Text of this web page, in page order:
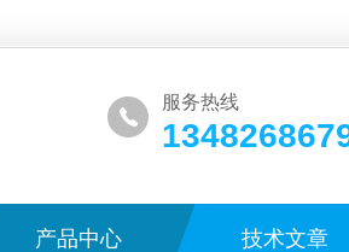
服务热线
产品中心 技术文章